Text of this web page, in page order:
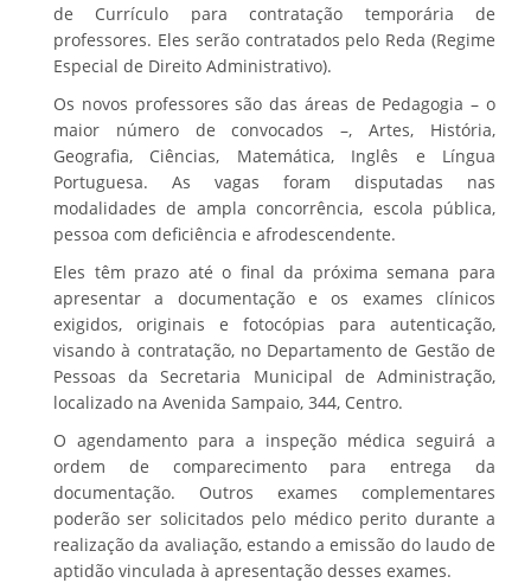
de Currículo para contratação temporária de
professores. Eles serão contratados pelo Reda (Regime
Especial de Direito Administrativo).
Os novos professores são das áreas de Pedagogia – o
maior número de convocados –, Artes, História,
Geografia, Ciências, Matemática, Inglês e Língua
Portuguesa. As vagas foram disputadas nas
modalidades de ampla concorrência, escola pública,
pessoa com deficiência e afrodescendente.
Eles têm prazo até o final da próxima semana para
apresentar a documentação e os exames clínicos
exigidos, originais e fotocópias para autenticação,
visando à contratação, no Departamento de Gestão de
Pessoas da Secretaria Municipal de Administração,
localizado na Avenida Sampaio, 344, Centro.
O agendamento para a inspeção médica seguirá a
ordem de comparecimento para entrega da
documentação. Outros exames complementares
poderão ser solicitados pelo médico perito durante a
realização da avaliação, estando a emissão do laudo de
aptidão vinculada à apresentação desses exames.